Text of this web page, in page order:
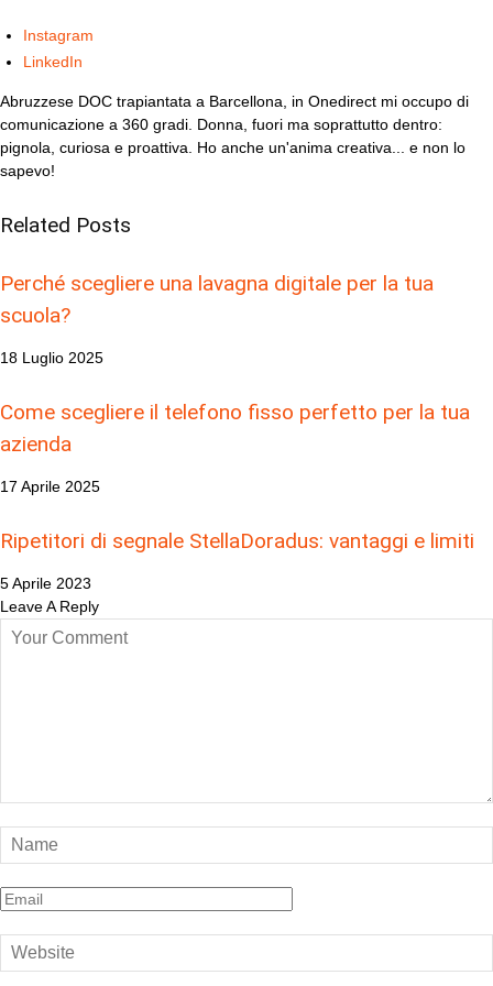
Instagram
LinkedIn
Abruzzese DOC trapiantata a Barcellona, in Onedirect mi occupo di
comunicazione a 360 gradi. Donna, fuori ma soprattutto dentro:
pignola, curiosa e proattiva. Ho anche un'anima creativa... e non lo
sapevo!
Related Posts
Perché scegliere una lavagna digitale per la tua
scuola?
18 Luglio 2025
Come scegliere il telefono fisso perfetto per la tua
azienda
17 Aprile 2025
Ripetitori di segnale StellaDoradus: vantaggi e limiti
5 Aprile 2023
Leave A Reply